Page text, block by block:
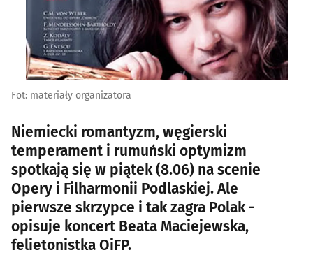
Fot: materiały organizatora
Niemiecki romantyzm, węgierski
temperament i rumuński optymizm
spotkają się w piątek (8.06) na scenie
Opery i Filharmonii Podlaskiej. Ale
pierwsze skrzypce i tak zagra Polak -
opisuje koncert Beata Maciejewska,
felietonistka OiFP.